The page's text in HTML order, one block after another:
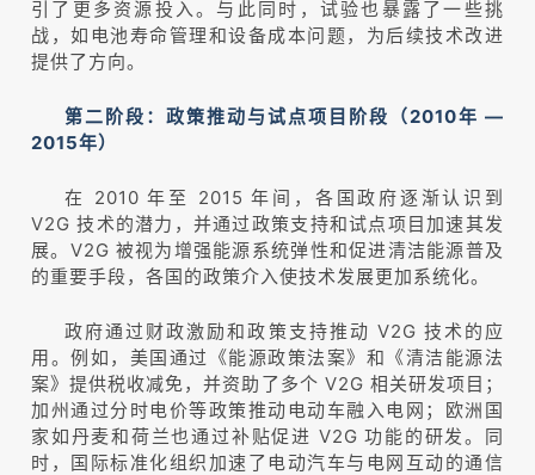
引了更多资源投入。与此同时，试验也暴露了一些挑
战，如电池寿命管理和设备成本问题，为后续技术改进
提供了方向。
第二阶段：政策推动与试点项目阶段（2010年 —
2015年）
在 2010 年至 2015 年间，各国政府逐渐认识到
V2G 技术的潜力，并通过政策支持和试点项目加速其发
展。V2G 被视为增强能源系统弹性和促进清洁能源普及
的重要手段，各国的政策介入使技术发展更加系统化。
政府通过财政激励和政策支持推动 V2G 技术的应
用。例如，美国通过《能源政策法案》和《清洁能源法
案》提供税收减免，并资助了多个 V2G 相关研发项目；
加州通过分时电价等政策推动电动车融入电网；欧洲国
家如丹麦和荷兰也通过补贴促进 V2G 功能的研发。同
时，国际标准化组织加速了电动汽车与电网互动的通信